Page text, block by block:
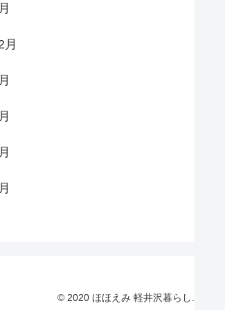
月
© 2020 ほほえみ 軽井沢暮らし.